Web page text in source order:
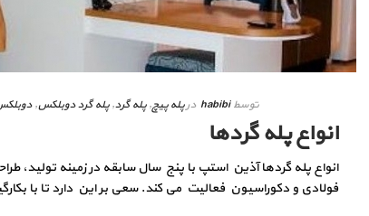
توسط habibi درپله پیچ,پله گرد,پله گرد دوبلکس,
انواع پله گردها
انواع پله گردها آذین استپ با پنج سال سابقه در زمینه تولید،
فولادی و دکوراسیون فعالیت می کند. سعی بر این دارد تا با